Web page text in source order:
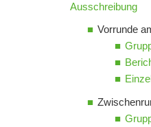
Ausschreibung
Vorrunde